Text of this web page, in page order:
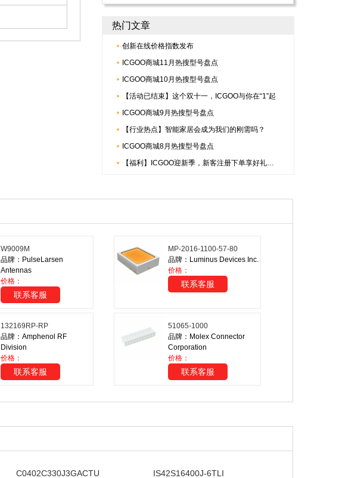
热门文章
创新在线价格指数发布
ICGOO商城11月热搜型号盘点
ICGOO商城10月热搜型号盘点
【活动已结束】这个双十一，ICGOO与你在“1”起
ICGOO商城9月热搜型号盘点
【行业热点】智能家居会成为我们的刚需吗？
ICGOO商城8月热搜型号盘点
【福利】ICGOO迎新季，新客注册下单享好礼，更有倍捷连接器多重惊喜哟~
W9009M
品牌：PulseLarsen
Antennas
价格：
联系客服
MP-2016-1100-57-80
品牌：Luminus Devices Inc.
价格：
联系客服
132169RP-RP
品牌：Amphenol RF
Division
价格：
联系客服
51065-1000
品牌：Molex Connector
Corporation
价格：
联系客服
C0402C330J3GACTU IS42S16400J-6TLI